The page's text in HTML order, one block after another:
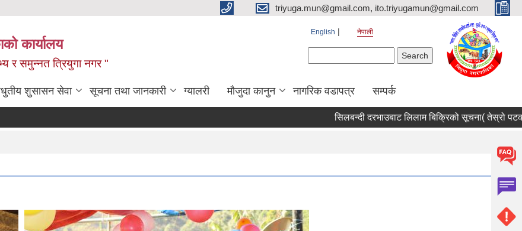
triyuga.mun@gmail.com, ito.triyugamun@gmail.com
कार्यालय
र समुन्नत त्रियुगा नगर "
English नेपाली
शुसासन सेवा सूचना तथा जानकारी ग्यालरी मौजुदा कानुन नागरिक वडापत्र सम्पर्क
सिलबन्दी दरभाउबाट लिलाम बिक्रिको सूचना( तेस्रो पटक) ।